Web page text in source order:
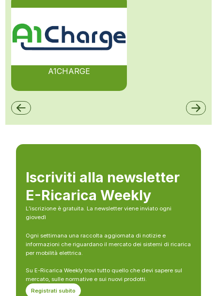
A1CHARGE
Iscriviti alla newsletter
E-Ricarica Weekly
L’iscrizione è gratuita. La newsletter viene inviato ogni
giovedì
Ogni settimana una raccolta aggiornata di notizie e
informazioni che riguardano il mercato dei sistemi di ricarica
per mobilità elettrica.
Su E-Ricarica Weekly trovi tutto quello che devi sapere sul
mercato, sulle normative e sui nuovi prodotti.
Registrati subito